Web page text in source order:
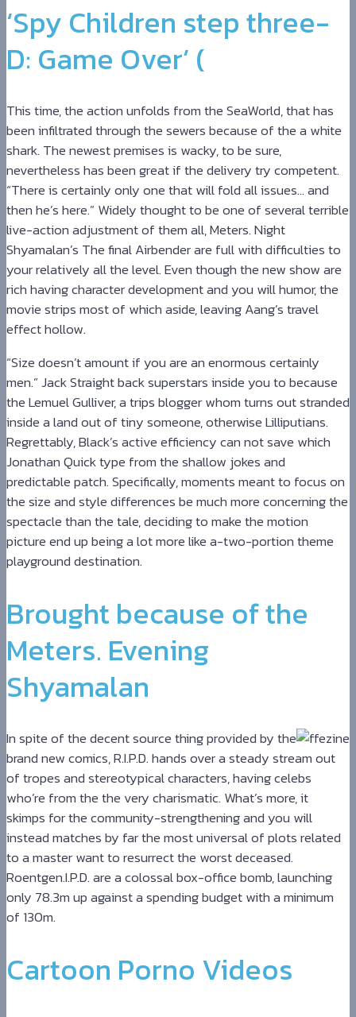
‘Spy Children step three-
D: Game Over’ (
This time, the action unfolds from the SeaWorld, that has
been infiltrated through the sewers because of the a white
shark. The newest premises is wacky, to be sure,
nevertheless has been great if the delivery try competent.
“There is certainly only one that will fold all issues… and
then he’s here.” Widely thought to be one of several terrible
live-action adjustment of them all, Meters. Night
Shyamalan’s The final Airbender are full with difficulties to
your relatively all the level. Even though the new show are
rich having character development and you will humor, the
movie strips most of which aside, leaving Aang’s travel
effect hollow.
“Size doesn’t amount if you are an enormous certainly
men.” Jack Straight back superstars inside you to because
the Lemuel Gulliver, a trips blogger whom turns out stranded
inside a land out of tiny someone, otherwise Lilliputians.
Regrettably, Black’s active efficiency can not save which
Jonathan Quick type from the shallow jokes and
predictable patch. Specifically, moments meant to focus on
the size and style differences be much more concerning the
spectacle than the tale, deciding to make the motion
picture end up being a lot more like a-two-portion theme
playground destination.
Brought because of the
Meters. Evening
Shyamalan
In spite of the decent source thing provided by the
brand new comics, R.I.P.D. hands over a steady stream out
of tropes and stereotypical characters, having celebs
who’re from the the very charismatic. What’s more, it
skimps for the community-strengthening and you will
instead matches by far the most universal of plots related
to a master want to resurrect the worst deceased.
Roentgen.I.P.D. are a colossal box-office bomb, launching
only 78.3m up against a spending budget with a minimum
of 130m.
Cartoon Porno Videos